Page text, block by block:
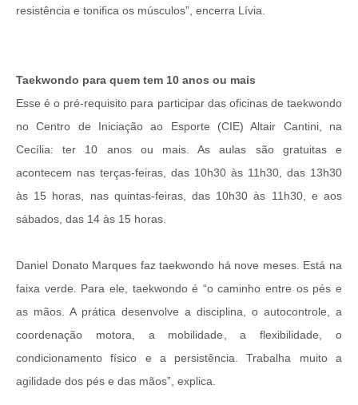
resistência e tonifica os músculos”, encerra Lívia.
Taekwondo para quem tem 10 anos ou mais
Esse é o pré-requisito para participar das oficinas de taekwondo
no Centro de Iniciação ao Esporte (CIE) Altair Cantini, na
Cecília: ter 10 anos ou mais. As aulas são gratuitas e
acontecem nas terças-feiras, das 10h30 às 11h30, das 13h30
às 15 horas, nas quintas-feiras, das 10h30 às 11h30, e aos
sábados, das 14 às 15 horas.
Daniel Donato Marques faz taekwondo há nove meses. Está na
faixa verde. Para ele, taekwondo é “o caminho entre os pés e
as mãos. A prática desenvolve a disciplina, o autocontrole, a
coordenação motora, a mobilidade, a flexibilidade, o
condicionamento físico e a persistência. Trabalha muito a
agilidade dos pés e das mãos”, explica.